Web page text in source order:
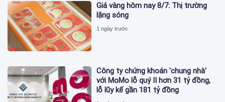
Giá vàng hôm nay 8/7: Thị trường
lặng sóng
1 ngày trước
Công ty chứng khoán 'chung nhà'
với MoMo lỗ quý II hơn 31 tỷ đồng,
lỗ lũy kế gần 181 tỷ đồng